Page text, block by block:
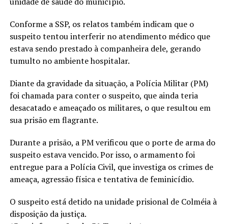
Conforme a SSP, os relatos também indicam que o
suspeito tentou interferir no atendimento médico que
estava sendo prestado à companheira dele, gerando
tumulto no ambiente hospitalar.
Diante da gravidade da situação, a Polícia Militar (PM)
foi chamada para conter o suspeito, que ainda teria
desacatado e ameaçado os militares, o que resultou em
sua prisão em flagrante.
Durante a prisão, a PM verificou que o porte de arma do
suspeito estava vencido. Por isso, o armamento foi
entregue para a Polícia Civil, que investiga os crimes de
ameaça, agressão física e tentativa de feminicídio.
O suspeito está detido na unidade prisional de Colméia à
disposição da justiça.